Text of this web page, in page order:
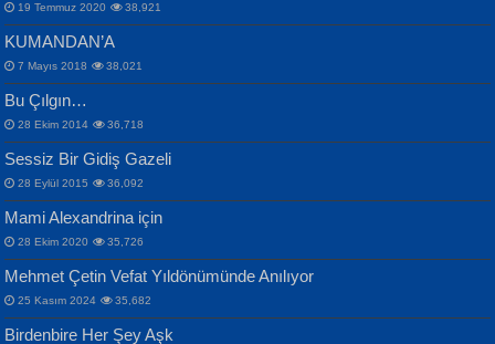
İPEK ACAR SERT
Gazze’nin Şecaati, Ümmetin İmtihanı...
Selahattin Yıldız
İdrakimle Üşürken...
ERDEM BAYAZIT
Sana, Bana, Vatanıma, Ülkemin
İnsanlarına Dair...
19 Temmuz 2020 38,921
KUMANDAN’A
7 Mayıs 2018 38,021
Bu Çılgın…
28 Ekim 2014 36,718
Sessiz Bir Gidiş Gazeli
28 Eylül 2015 36,092
Mami Alexandrina için
28 Ekim 2020 35,726
Mehmet Çetin Vefat Yıldönümünde Anılıyor
25 Kasım 2024 35,682
Birdenbire Her Şey Aşk